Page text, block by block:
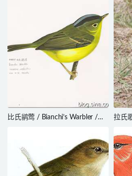
比氏鹟莺 / Bianchi’s Warbler /
拉氏